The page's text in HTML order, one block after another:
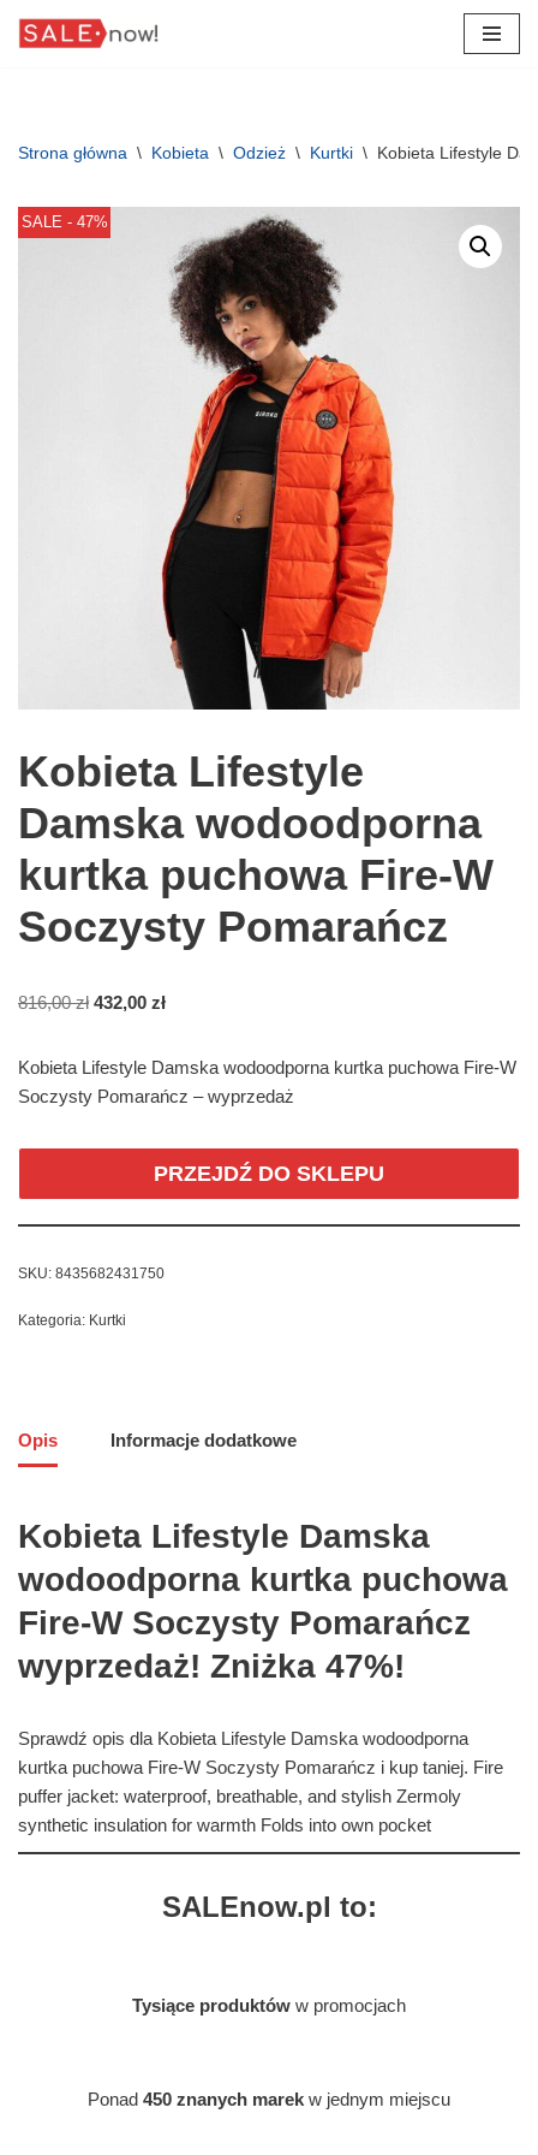
Strona główna \ Kobieta \ Odzież \ Kurtki \ Kobieta Lifestyle
SALE - 47%
Kobieta Lifestyle
Damska wodoodporna
kurtka puchowa Fire-W
Soczysty Pomarańcz
816,00zł 432,00 zł
Kobieta Lifestyle Damska wodoodporna kurtka puchowa Fire-W
Soczysty Pomarańcz – wyprzedaż
PRZEJDŹ DO SKLEPU
SKU: 8435682431750
Kategoria: Kurtki
Opis Informacje dodatkowe
Kobieta Lifestyle Damska
wodoodporna kurtka puchowa
Fire-W Soczysty Pomarańcz
wyprzedaż! Zniżka 47%!
Sprawdź opis dla Kobieta Lifestyle Damska wodoodporna
kurtka puchowa Fire-W Soczysty Pomarańcz i kup taniej. Fire
puffer jacket: waterproof, breathable, and stylish Zermoly
synthetic insulation for warmth Folds into own pocket
SALEnow.pl to:
Tysiące produktów w promocjach
Ponad 450 znanych marek w jednym miejscu